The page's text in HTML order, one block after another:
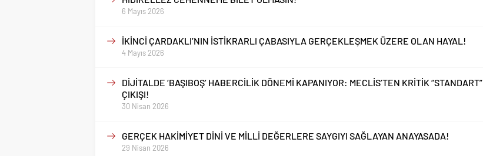
6 Mayıs 2026
İKİNCİ ÇARDAKLI’NIN İSTİKRARLI ÇABASIYLA GERÇEKLEŞMEK ÜZERE OLAN HAYAL!
4 Mayıs 2026
DİJİTALDE ‘BAŞIBOŞ’ HABERCİLİK DÖNEMİ KAPANIYOR: MECLİS’TEN KRİTİK “STANDART”
ÇIKIŞI!
30 Nisan 2026
GERÇEK HAKİMİYET DİNİ VE MİLLİ DEĞERLERE SAYGIYI SAĞLAYAN ANAYASADA!
29 Nisan 2026